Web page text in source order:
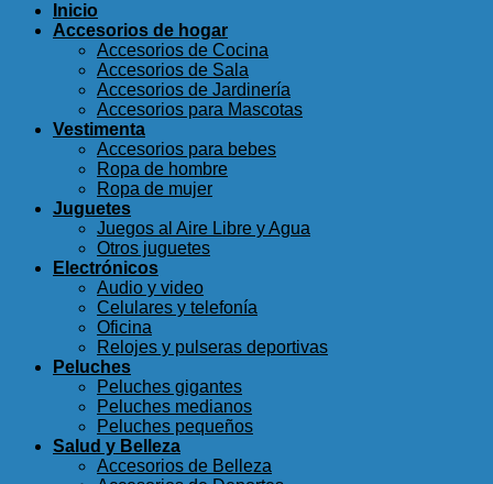
Inicio
Accesorios de hogar
Accesorios de Cocina
Accesorios de Sala
Accesorios de Jardinería
Accesorios para Mascotas
Vestimenta
Accesorios para bebes
Ropa de hombre
Ropa de mujer
Juguetes
Juegos al Aire Libre y Agua
Otros juguetes
Electrónicos
Audio y video
Celulares y telefonía
Oficina
Relojes y pulseras deportivas
Peluches
Peluches gigantes
Peluches medianos
Peluches pequeños
Salud y Belleza
Accesorios de Belleza